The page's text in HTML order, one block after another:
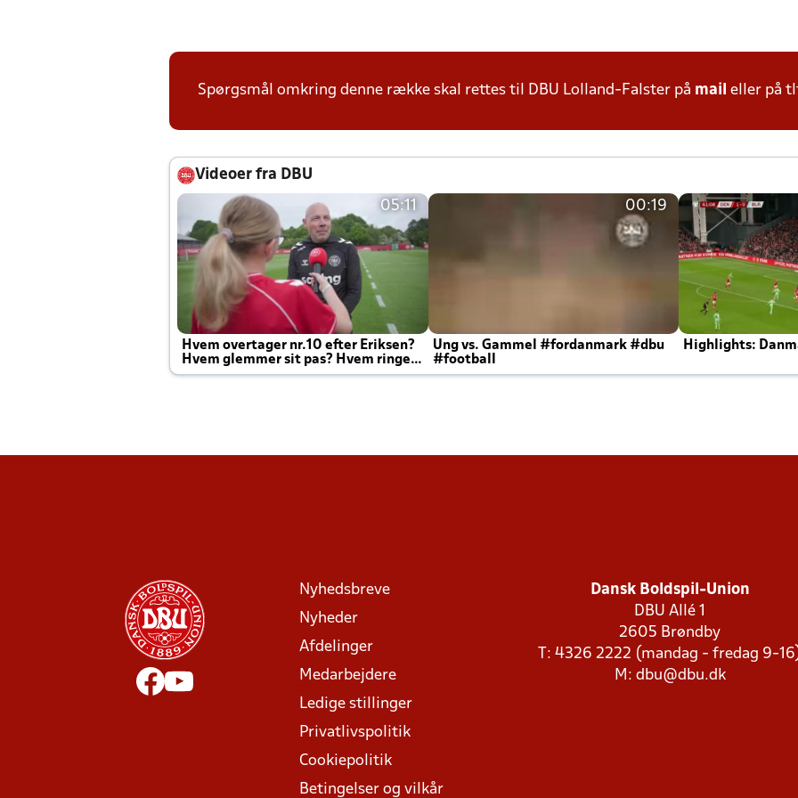
Spørgsmål omkring denne række skal rettes til DBU Lolland-Falster på mail eller på
Videoer fra DBU
05:11
Hvem overtager nr.10 efter Eriksen?
Hvem glemmer sit pas? Hvem ringer
Joachim altid til efter kampe?
00:19
Ung vs. Gammel #fordanmark #dbu
#football
Highlights:
Nyhedsbreve
Nyheder
Afdelinger
Medarbejdere
Ledige stillinger
Privatlivspolitik
Cookiepolitik
Betingelser og vilkår
Dansk Boldspil-Union
DBU Allé 1
2605 Brøndby
T: 4326 2222 (mandag - fredag 9-
M: dbu@dbu.dk